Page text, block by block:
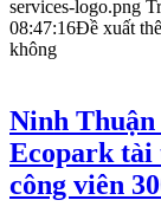
services-logo.png
08:47:16Đề xuất
không
Ninh
Ecopark tài
công viên